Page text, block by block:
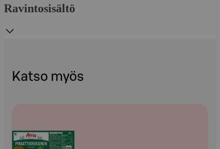
Ravintosisältö
Katso myös